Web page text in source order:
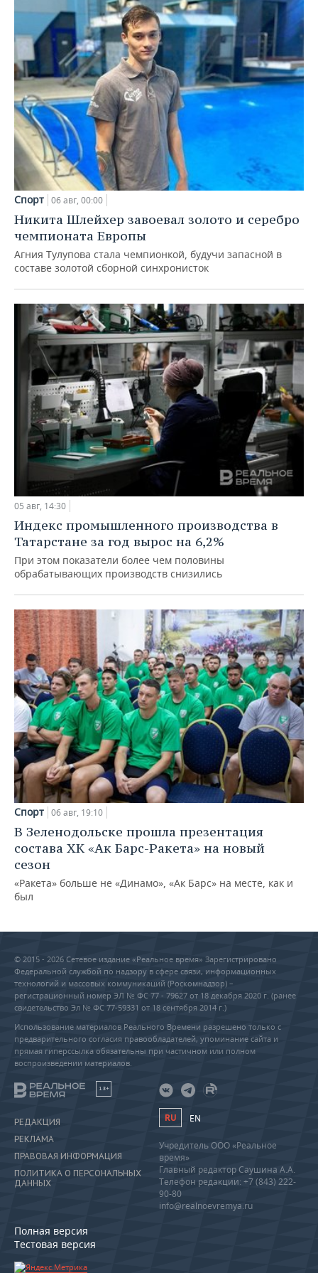
Спорт 06 авг, 00:00
Никита Шлейхер завоевал золото и серебро
чемпионата Европы
Агния Тулупова стала чемпионкой, будучи запасной в
составе золотой сборной синхронисток
05 авг, 14:30
Индекс промышленного производства в
Татарстане за год вырос на 6,2%
При этом показатели более чем половины
обрабатывающих производств снизились
Спорт 06 авг, 19:10
В Зеленодольске прошла презентация
состава ХК «Ак Барс-Ракета» на новый
сезон
«Ракета» больше не «Динамо», «Ак Барс» на месте, как и
был
© 2015 - 2026 Сетевое издание «Реальное время» Зарегистрировано
Федеральной службой по надзору в сфере связи, информационных
технологий и массовых коммуникаций (Роскомнадзор) –
регистрационный номер ЭЛ № ФС 77 - 79627 от 18 декабря 2020 г. (ранее
свидетельство Эл № ФС 77-59331 от 18 сентября 2014 г.)
Использование материалов Реального Времени разрешено только с
предварительного согласия правообладателей, упоминание сайта и
прямая гиперссылка обязательны при частичном или полном
воспроизведении материалов.
18+
РЕДАКЦИЯ
РЕКЛАМА
ПРАВОВАЯ ИНФОРМАЦИЯ
ПОЛИТИКА О ПЕРСОНАЛЬНЫХ
ДАННЫХ
Полная версия
Тестовая версия
RU EN
Учредитель ООО «Реальное
время»
Главный редактор Саушина А.А.
Телефон редакции: +7 (843) 222-
90-80
info@realnoevremya.ru